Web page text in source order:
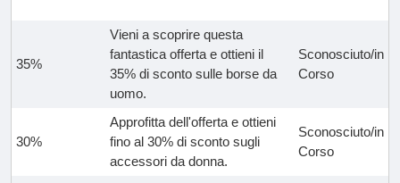
35%
Vieni a scoprire questa
fantastica offerta e ottieni il
35% di sconto sulle borse da
uomo.
Sconosciuto/in
Corso
30%
Approfitta dell'offerta e ottieni
fino al 30% di sconto sugli
accessori da donna.
Sconosciuto/in
Corso